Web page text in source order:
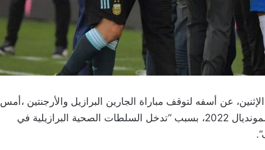
عن أسفه لتوقف مباراة الجارين البرازيل والأرجنتين ،أمس
الأحد، ضمن تصفيات أمريكا الجنوبية المؤهلة لمونديال 2022، بسبب “تدخل السلطات الصحية البرازيلية في